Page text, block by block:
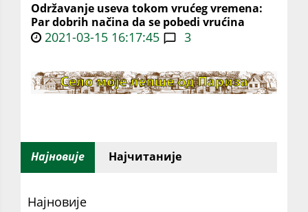
Održavanje useva tokom vrućeg vremena:
Par dobrih načina da se pobedi vrućina
2021-03-15 16:17:45 3
Најновије Најчитаније
Најновије